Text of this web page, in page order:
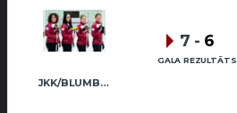
JKK/BLUMBERGA-BĒRZIŅA
7 - 6
GALA REZULTĀTS